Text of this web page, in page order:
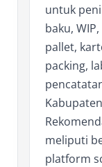
untuk
baku,
pallet,
packing,
meliputi
platform